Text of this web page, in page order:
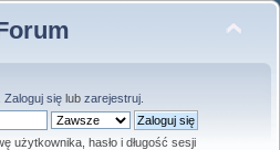
Zaloguj sięlub zarejestruj.
użytkownika, hasło i długość sesji